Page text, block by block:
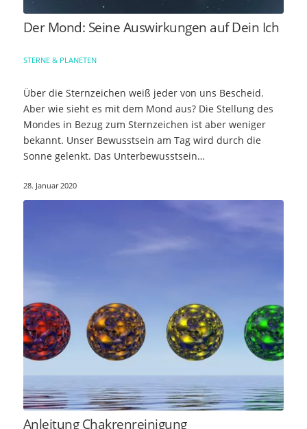
Der Mond: Seine Auswirkungen auf Dein Ich
STERNE & PLANETEN
Über die Sternzeichen weiß jeder von uns Bescheid.
Aber wie sieht es mit dem Mond aus? Die Stellung des
Mondes in Bezug zum Sternzeichen ist aber weniger
bekannt. Unser Bewusstsein am Tag wird durch die
Sonne gelenkt. Das Unterbewusstsein…
28. Januar 2020
Anleitung Chakrenreinigung